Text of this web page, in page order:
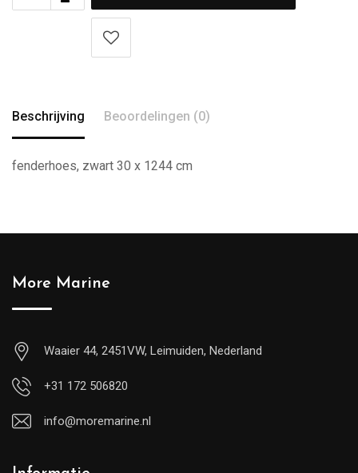
Beschrijving Beoordelingen (0)
fenderhoes, zwart 30 x 1244 cm
More Marine
Waaier 44, 2451VW, Leimuiden, Nederland
+31 172 506820
info@moremarine.nl